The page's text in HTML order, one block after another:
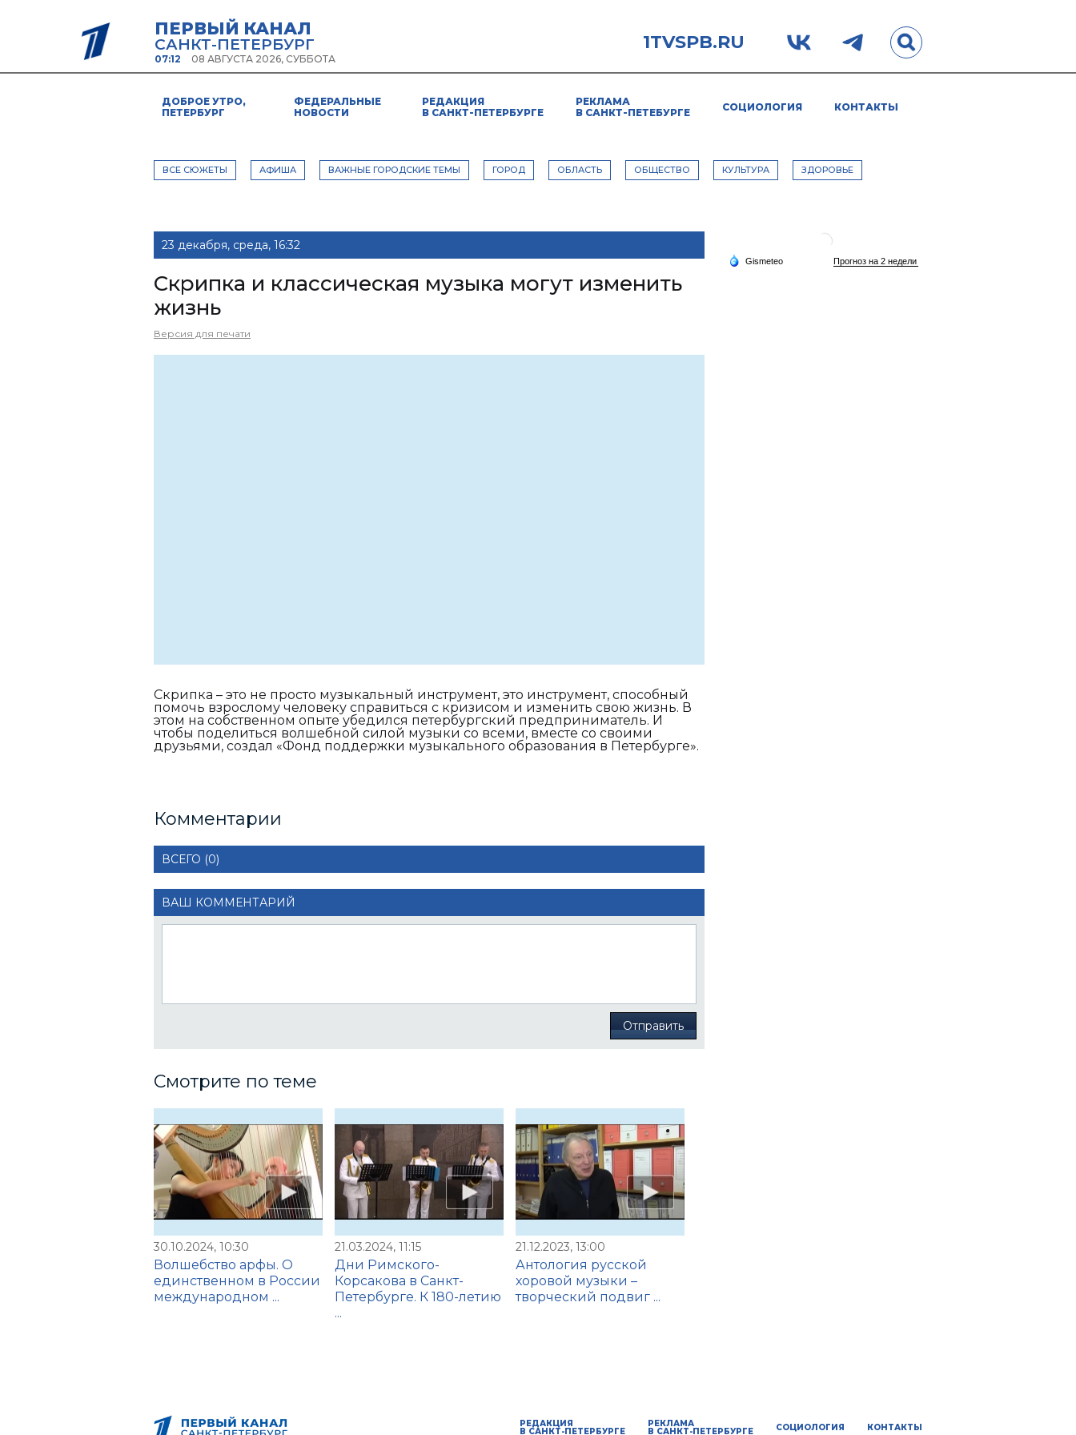
ПЕРВЫЙ КАНАЛ
САНКТ-ПЕТЕРБУРГ
07:12 08 АВГУСТА 2026, СУББОТА
1TVSPB.RU
ДОБРОЕ УТРО,
ПЕТЕРБУРГ
ФЕДЕРАЛЬНЫЕ
НОВОСТИ
РЕДАКЦИЯ
В САНКТ-ПЕТЕРБУРГЕ
РЕКЛАМА
В САНКТ-ПЕТЕБУРГЕ
СОЦИОЛОГИЯ КОНТАКТЫ
ВСЕ СЮЖЕТЫ АФИША ВАЖНЫЕ ГОРОДСКИЕ ТЕМЫ ГОРОД ОБЛАСТЬ ОБЩЕСТВО КУЛЬТУРА ЗДОРОВЬЕ
23 декабря, среда, 16:32
Скрипка и классическая музыка могут изменить
жизнь
Версия для печати
Скрипка – это не просто музыкальный инструмент, это инструмент, способный
помочь взрослому человеку справиться с кризисом и изменить свою жизнь. В
этом на собственном опыте убедился петербургский предприниматель. И
чтобы поделиться волшебной силой музыки со всеми, вместе со своими
друзьями, создал «Фонд поддержки музыкального образования в Петербурге».
Комментарии
ВСЕГО (0)
ВАШ КОММЕНТАРИЙ
Отправить
Смотрите по теме
30.10.2024, 10:30
Волшебство арфы. О
единственном в России
международном ...
21.03.2024, 11:15
Дни Римского-
Корсакова в Санкт-
Петербурге. К 180-летию
...
21.12.2023, 13:00
Антология русской
хоровой музыки –
творческий подвиг ...
РЕДАКЦИЯ
В САНКТ-ПЕТЕРБУРГЕ
РЕКЛАМА
В САНКТ-ПЕТЕРБУРГЕ СОЦИОЛОГИЯ КОНТАКТЫ